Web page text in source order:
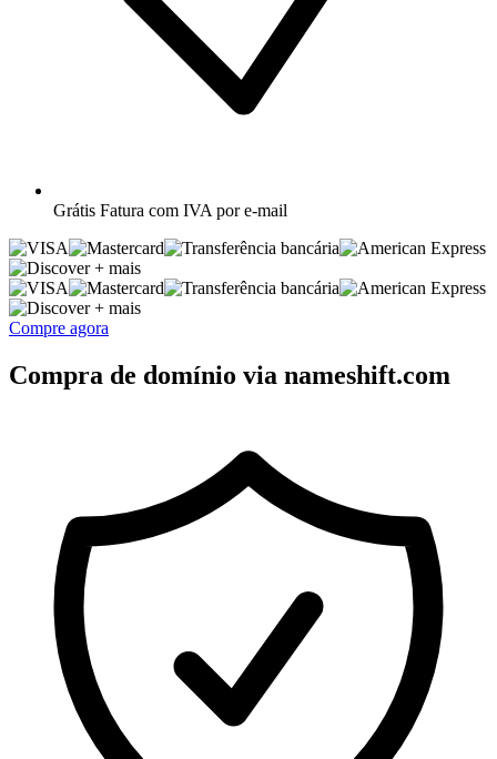
Grátis Fatura com IVA por e-mail
+ mais
+ mais
Compre agora
Compra de domínio via nameshift.com